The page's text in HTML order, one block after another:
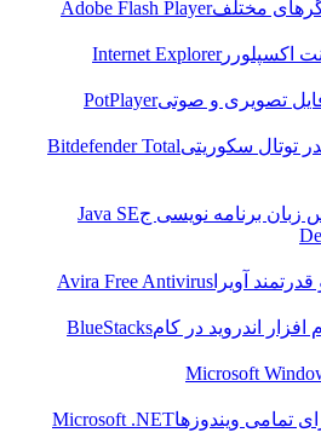
مختلفAdobe Flash Player
اکسپلوررInternet Explorer
تصویری و صوتیPotPlayer
توتال سکوریتیBitdefender Total
زبان برنامه نویسی جJava SE
آویرا Avira Free Antivirus
اندروید در کامBlueStacks
تمامی ویندوزهاMicrosoft .NET